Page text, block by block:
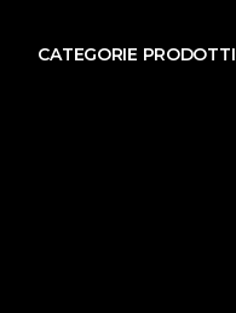
CATEGORIE PRODOTTI